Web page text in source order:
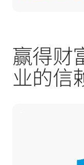
赢得财
业的信